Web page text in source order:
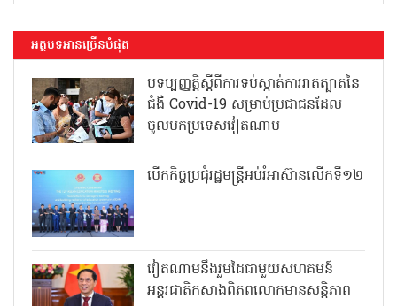
អត្ថបទអានច្រើនបំផុត
បទប្បញ្ញត្តិស្តីពីការទប់ស្កាត់ការរាតត្បាតនៃ
ជំងឺ Covid-19 សម្រាប់ប្រជាជនដែល
ចូលមកប្រទេសវៀតណាម
បើកកិច្ចប្រជុំរដ្ឋមន្ត្រីអប់រំអាស៊ានលើកទី១២
វៀតណាមនឹងរួមដៃជាមួយសហគមន៍
អន្តរជាតិកសាងពិភពលោកមានសន្តិភាព